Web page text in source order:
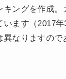
ングを作成
ます（2017年
なりますの